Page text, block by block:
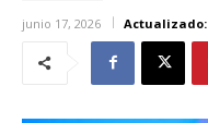
junio 17, 2026 Actualizado: